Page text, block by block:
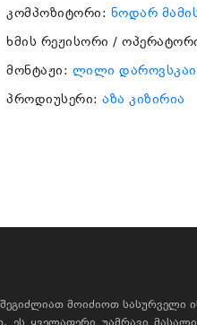
კომპოზიტორი: ნოდარ
ხმის რეჟისორი /
მონტაჟი: ლილი
პროდიუსერი: აზა კიზირია
მოიძიოთ სასურველი
ეს ყველაფერი უამრავი